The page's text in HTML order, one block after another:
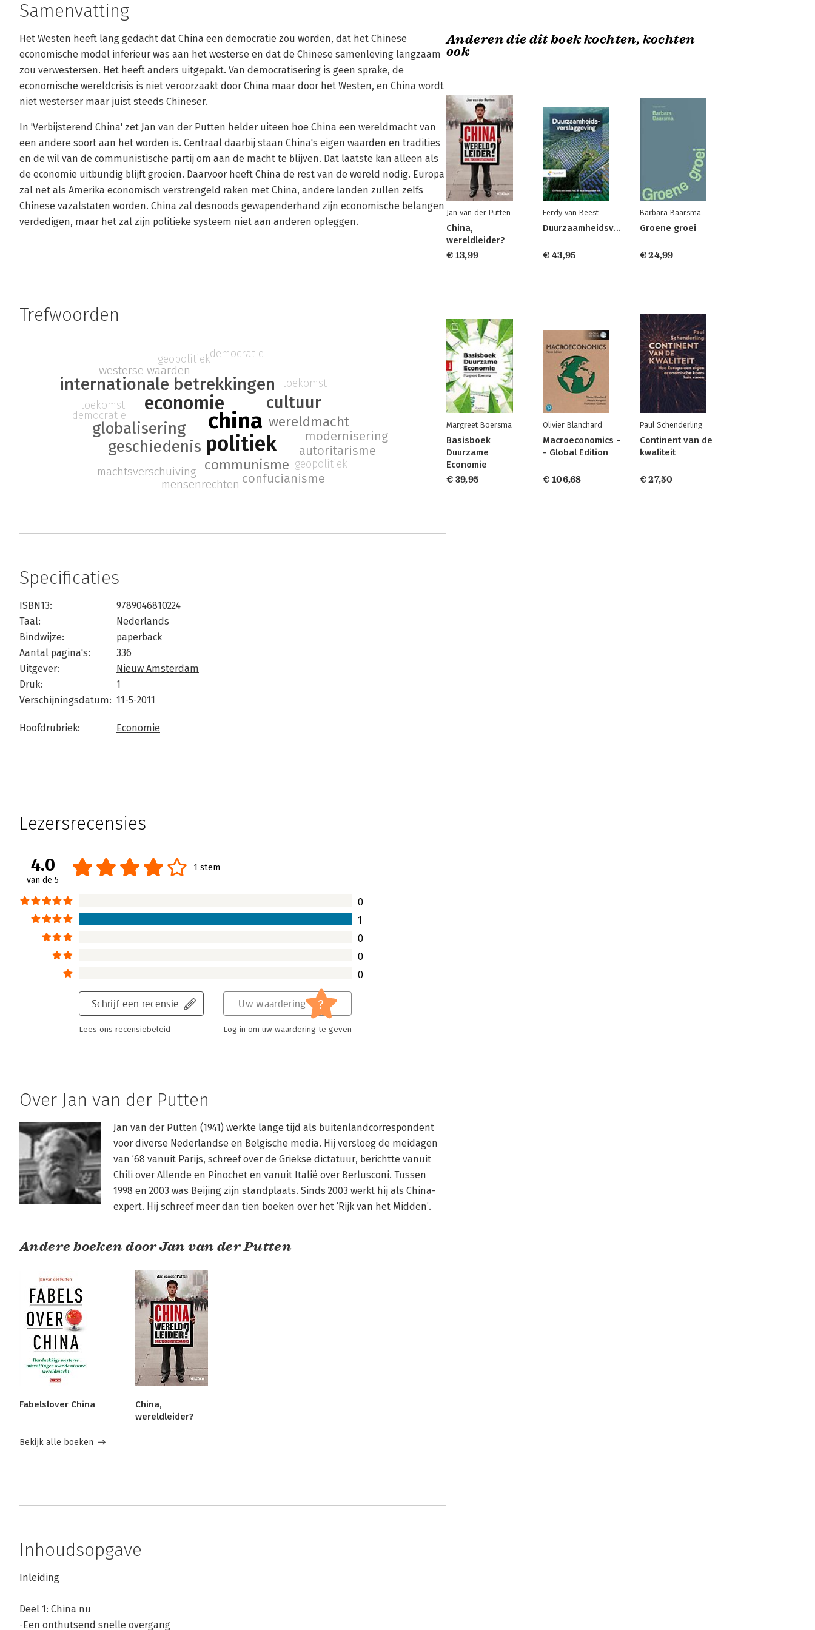
Samenvatting
Het Westen heeft lang gedacht dat China een democratie zou worden, dat het Chinese
economische model inferieur was aan het westerse en dat de Chinese samenleving langzaam
zou verwestersen. Het heeft anders uitgepakt. Van democratisering is geen sprake, de
economische wereldcrisis is niet veroorzaakt door China maar door het Westen, en China wordt
niet westerser maar juist steeds Chineser.
In 'Verbijsterend China' zet Jan van der Putten helder uiteen hoe China een wereldmacht van
een andere soort aan het worden is. Centraal daarbij staan China's eigen waarden en tradities
en de wil van de communistische partij om aan de macht te blijven. Dat laatste kan alleen als
de economie uitbundig blijft groeien. Daarvoor heeft China de rest van de wereld nodig. Europa
zal net als Amerika economisch verstrengeld raken met China, andere landen zullen zelfs
Chinese vazalstaten worden. China zal desnoods gewapenderhand zijn economische belangen
verdedigen, maar het zal zijn politieke systeem niet aan anderen opleggen.
Trefwoorden
china
politiek
economie
internationale betrekkingen
cultuur
geschiedenis
globalisering wereldmacht
communisme
modernisering
autoritarisme
confucianisme
mensenrechten
machtsverschuiving
westerse waarden
toekomst
geopolitiek
democratie
toekomst
geopolitiekdemocratie
Specificaties
ISBN13:
9789046810224
Taal:
Nederlands
Bindwijze:
paperback
Aantal pagina's:
336
Uitgever:
Nieuw Amsterdam
Druk:
1
Verschijningsdatum: 11-5-2011
Hoofdrubriek: Economie
Lezersrecensies
4.0
van de 5
1 stem
0
1
0
0
0
Schrijf een recensie
Lees ons recensiebeleid
Uw waardering ?
Log in om uw waardering te geven
Over Jan van der Putten
Jan van der Putten (1941) werkte lange tijd als buitenlandcorrespondent
voor diverse Nederlandse en Belgische media. Hij versloeg de meidagen
van ’68 vanuit Parijs, schreef over de Griekse dictatuur, berichtte vanuit
Chili over Allende en Pinochet en vanuit Italië over Berlusconi. Tussen
1998 en 2003 was Beijing zijn standplaats. Sinds 2003 werkt hij als China-
expert. Hij schreef meer dan tien boeken over het ‘Rijk van het Midden’.
Andere boeken door Jan van der Putten
Fabelslover China
China,
wereldleider?
Bekijk alle boeken
Inhoudsopgave
Inleiding
Deel 1: China nu
-Een onthutsend snelle overgang
Anderen die dit boek kochten, kochten
ook
Jan van der Putten
China,
wereldleider?
€ 13,99
Ferdy van Beest
Duurzaamheidsverslaggeving
€ 43,95
Barbara Baarsma
Groene groei
€ 24,99
Margreet Boersma
Basisboek
Duurzame
Economie
€ 39,95
Olivier Blanchard
Macroeconomics -
- Global Edition
€ 106,68
Paul Schenderling
Continent van de
kwaliteit
€ 27,50